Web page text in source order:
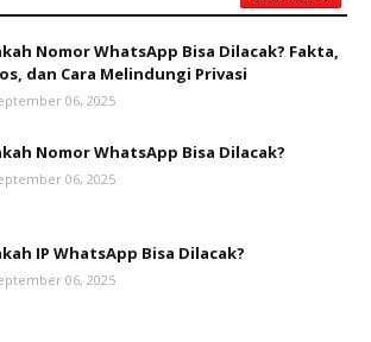
Nomor WhatsApp Bisa Dilacak? Fakta,
dan Cara Melindungi Privasi
06, 2025
Nomor WhatsApp Bisa Dilacak?
06, 2025
IP WhatsApp Bisa Dilacak?
06, 2025